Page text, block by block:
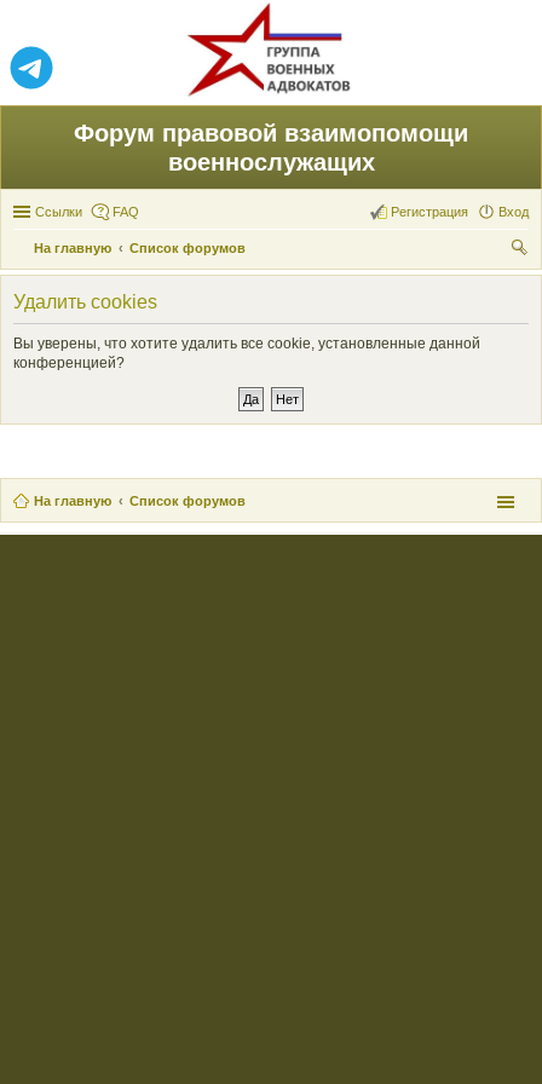
Форум правовой взаимопомощи
военнослужащих
Ссылки FAQ Вход
Регистрация
На главную
Список форумов
ои
Удалить cookies
Вы уверены, что хотите удалить все cookie, установленные данной
конференцией?
На главную Список форумов